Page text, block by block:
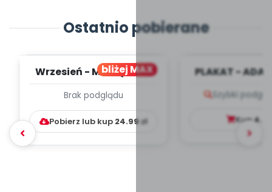
Ostatnio pobierane
bliżej MAX
Wrzesień - MIESIĘCZNY
WYCHOWAWCZO –
DYDAKTYC...
Brak podglądu
Pobierz lub kup 24.99zł
PLAKAT -
Szybki
Kup